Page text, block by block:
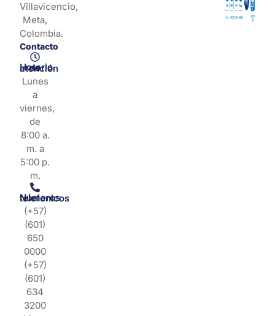
Villavicencio,
Meta,
Colombia.
Contacto
Horario de atención
Lunes
a
viernes,
de
8:00 a.
m. a
5:00 p.
m.
Números telefonicos
(+57)
(601)
650
0000
(+57)
(601)
634
3200